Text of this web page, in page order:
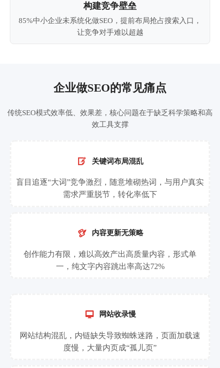
构建竞争壁垒
85%中小企业未系统化做SEO，提前布局抢占搜索入口，
让竞争对手难以超越
企业做SEO的常见痛点
传统SEO模式效率低、效果差，核心问题在于缺乏科学策略和高
效工具支撑
 关键词布局混乱
盲目追逐“大词”竞争激烈，随意堆砌热词，与用户真实
需求严重脱节，转化率低下
 内容更新无策略
创作能力有限，难以高效产出高质量内容，形式单
一，纯文字内容跳出率高达72%
 网站收录慢
网站结构混乱，内链缺失导致蜘蛛迷路，页面加载速
度慢，大量内页成“孤儿页”